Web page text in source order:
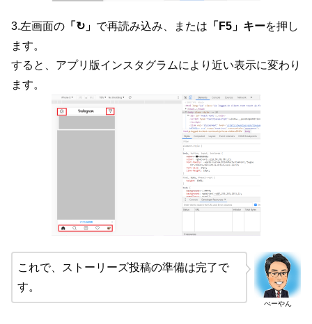
3.左画面の 「↻」 で再読み込み、または 「F5」キーを押し
ます。
すると、アプリ版インスタグラムにより近い表示に変わり
ます。
べーやん
これで、ストーリーズ投稿の準備は完了で
す。